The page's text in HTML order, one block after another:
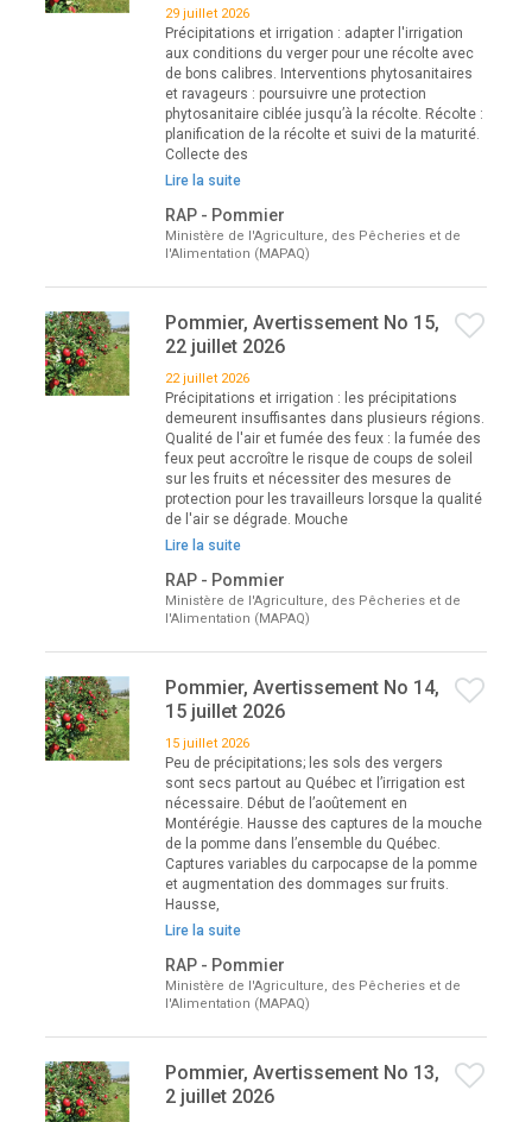
29 juillet 2026
Précipitations et irrigation : adapter l'irrigation
aux conditions du verger pour une récolte avec
de bons calibres. Interventions phytosanitaires
et ravageurs : poursuivre une protection
phytosanitaire ciblée jusqu’à la récolte. Récolte :
planification de la récolte et suivi de la maturité.
Collecte des
Lire la suite
RAP - Pommier
Ministère de l'Agriculture, des Pêcheries et de
l'Alimentation (MAPAQ)
Pommier, Avertissement No 15,
22 juillet 2026
22 juillet 2026
Précipitations et irrigation : les précipitations
demeurent insuffisantes dans plusieurs régions.
Qualité de l'air et fumée des feux : la fumée des
feux peut accroître le risque de coups de soleil
sur les fruits et nécessiter des mesures de
protection pour les travailleurs lorsque la qualité
de l'air se dégrade. Mouche
Lire la suite
RAP - Pommier
Ministère de l'Agriculture, des Pêcheries et de
l'Alimentation (MAPAQ)
Pommier, Avertissement No 14,
15 juillet 2026
15 juillet 2026
Peu de précipitations; les sols des vergers
sont secs partout au Québec et l’irrigation est
nécessaire. Début de l’aoûtement en
Montérégie. Hausse des captures de la mouche
de la pomme dans l’ensemble du Québec.
Captures variables du carpocapse de la pomme
et augmentation des dommages sur fruits.
Hausse,
Lire la suite
RAP - Pommier
Ministère de l'Agriculture, des Pêcheries et de
l'Alimentation (MAPAQ)
Pommier, Avertissement No 13,
2 juillet 2026